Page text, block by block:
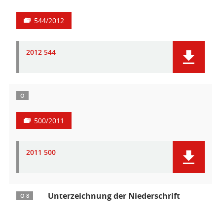
544/2012
2012 544
Ö
500/2011
2011 500
Ö 8 Unterzeichnung der Niederschrift